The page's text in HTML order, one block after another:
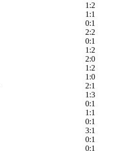
1:2
1:1
0:1
2:2
0:1
1:2
2:0
1:2
1:0
2:1
1:3
0:1
1:1
0:1
3:1
0:1
0:1